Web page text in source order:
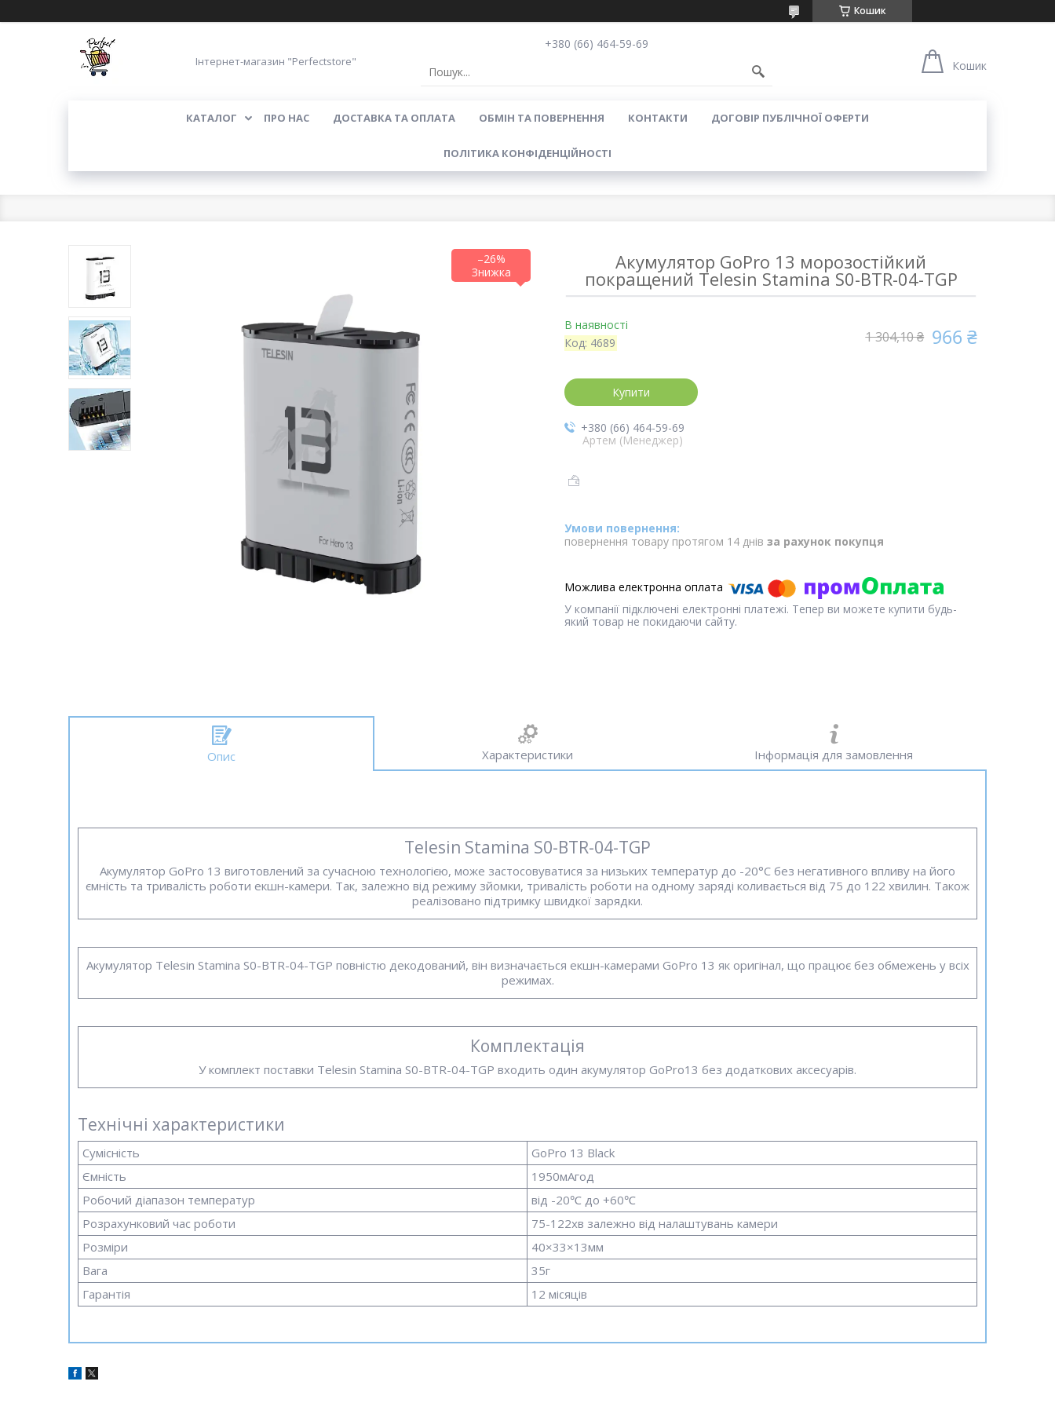
Кошик
Інтернет-магазин "Perfectstore"
+380 (66) 464-59-69
Кошик
КАТАЛОГ ПРО НАС ДОСТАВКА ТА ОПЛАТА ОБМІН ТА ПОВЕРНЕННЯ КОНТАКТИ ДОГОВІР ПУБЛІЧНОЇ ОФЕРТИ
ПОЛІТИКА КОНФІДЕНЦІЙНОСТІ
–26% Акумулятор GoPro 13 морозостійкий
покращений Telesin Stamina S0-BTR-04-TGP
В наявності
Код: 4689 1 304,10 ₴ 966 ₴
Купити
+380 (66) 464-59-69
Артем (Менеджер)
повернення товару протягом 14 днів за рахунок покупця
У компанії підключені електронні платежі. Тепер ви можете купити будь-
який товар не покидаючи сайту.
Опис Характеристики Інформація для замовлення
Telesin Stamina S0-BTR-04-TGP
Акумулятор GoPro 13 виготовлений за сучасною технологією, може застосовуватися за низьких температур до -20°C без негативного впливу на його
ємність та тривалість роботи екшн-камери. Так, залежно від режиму зйомки, тривалість роботи на одному заряді коливається від 75 до 122 хвилин. Також
реалізовано підтримку швидкої зарядки.
Акумулятор Telesin Stamina S0-BTR-04-TGP повністю декодований, він визначається екшн-камерами GoPro 13 як оригінал, що працює без обмежень у всіх
режимах.
Комплектація
У комплект поставки Telesin Stamina S0-BTR-04-TGP входить один акумулятор GoPro13 без додаткових аксесуарів.
Технічні характеристики
Сумісність
GoPro 13 Black
Ємність
1950мАгод
Робочий діапазон температур
від -20℃ до +60℃
Розрахунковий час роботи
75-122хв залежно від налаштувань камери
Розміри
40×33×13мм
Вага
35г
Гарантія
12 місяців